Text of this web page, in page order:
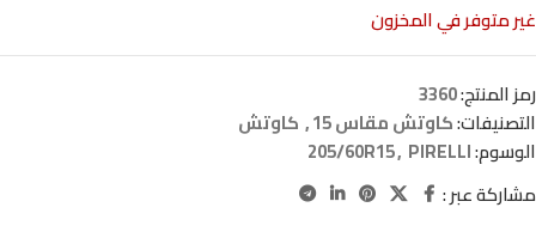
غير متوفر في المخزون
رمز المنتج:3360
التصنيفات:كاوتش مقاس 15 , كاوتش
الوسوم:
205/60R15, PIRELLI
مشاركة عبر :